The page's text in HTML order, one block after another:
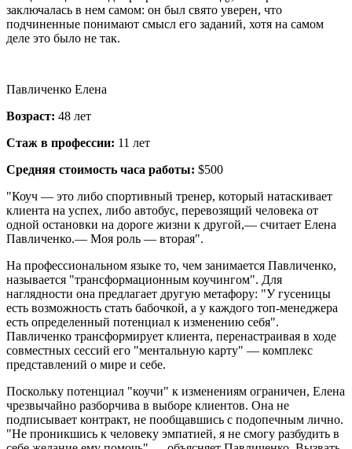
заключалась в нем самом: он был свято уверен, что
подчиненные понимают смысл его заданий, хотя на самом
деле это было не так.
Павличенко Елена
Возраст: 48 лет
Стаж в профессии: 11 лет
Средняя стоимость часа работы: $500
"Коуч — это либо спортивный тренер, который натаскивает
клиента на успех, либо автобус, перевозящий человека от
одной остановки на дороге жизни к другой,— считает Елена
Павличенко.— Моя роль — вторая".
На профессиональном языке то, чем занимается Павличенко,
называется "трансформационным коучингом". Для
наглядности она предлагает другую метафору: "У гусеницы
есть возможность стать бабочкой, а у каждого топ-менеджера
есть определенный потенциал к изменению себя".
Павличенко трансформирует клиента, перенастраивая в ходе
совместных сессий его "ментальную карту" — комплекс
представлений о мире и себе.
Поскольку потенциал "коучи" к изменениям ограничен, Елена
чрезвычайно разборчива в выборе клиентов. Она не
подписывает контракт, не пообщавшись с подопечным лично.
"Не проникшись к человеку эмпатией, я не смогу разбудить в